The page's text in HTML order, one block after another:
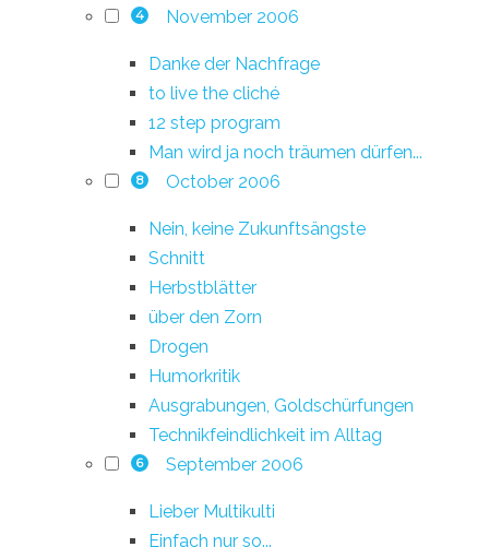
4 November 2006
Danke der Nachfrage
to live the cliché
12 step program
Man wird ja noch träumen dürfen...
8 October 2006
Nein, keine Zukunftsängste
Schnitt
Herbstblätter
über den Zorn
Drogen
Humorkritik
Ausgrabungen, Goldschürfungen
Technikfeindlichkeit im Alltag
6 September 2006
Lieber Multikulti
Einfach nur so...